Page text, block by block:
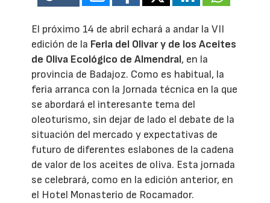
El próximo 14 de abril echará a andar la VII
edición de la Feria del Olivar y de los Aceites
de Oliva Ecológico de Almendral, en la
provincia de Badajoz. Como es habitual, la
feria arranca con la Jornada técnica en la que
se abordará el interesante tema del
oleoturismo, sin dejar de lado el debate de la
situación del mercado y expectativas de
futuro de diferentes eslabones de la cadena
de valor de los aceites de oliva. Esta jornada
se celebrará, como en la edición anterior, en
el Hotel Monasterio de Rocamador.